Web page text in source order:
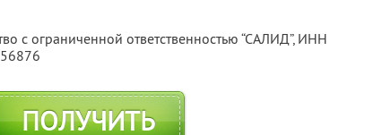
с ограниченной ответственностью “САЛИД”, ИНН
ПОЛУЧИТЬ